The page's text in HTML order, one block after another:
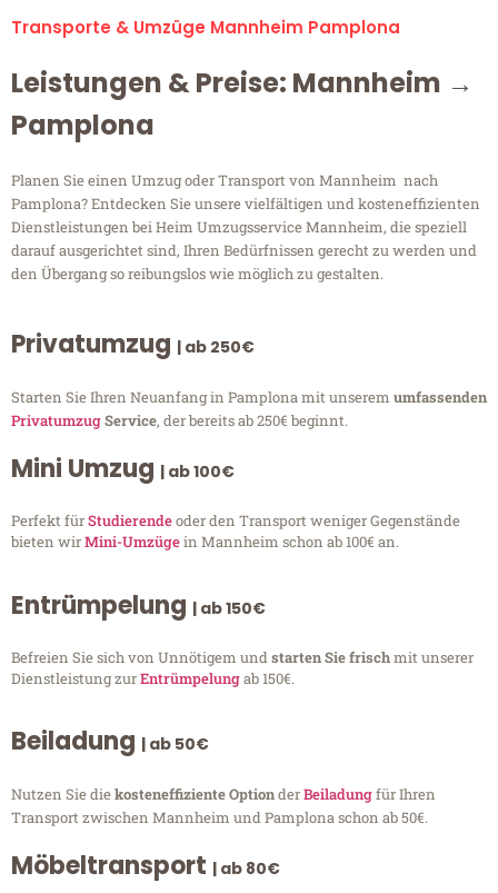
Transporte & Umzüge Mannheim Pamplona
Leistungen & Preise: Mannheim →
Pamplona
Planen Sie einen Umzug oder Transport von Mannheim nach
Pamplona? Entdecken Sie unsere vielfältigen und kosteneffizienten
Dienstleistungen bei Heim Umzugsservice Mannheim, die speziell
darauf ausgerichtet sind, Ihren Bedürfnissen gerecht zu werden und
den Übergang so reibungslos wie möglich zu gestalten.
Privatumzug | ab 250€
Starten Sie Ihren Neuanfang in Pamplona mit unserem umfassenden
PrivatumzugService, der bereits ab 250€ beginnt.
Mini Umzug | ab 100€
Perfekt fürStudierendeoder den Transport weniger Gegenstände
bieten wirMini-Umzügein Mannheim schon ab 100€ an.
Entrümpelung | ab 150€
Befreien Sie sich von Unnötigem undstarten Sie frischmit unserer
Dienstleistung zurEntrümpelungab 150€.
Beiladung | ab 50€
Nutzen Sie diekosteneffiziente OptionderBeiladungfür Ihren
Transport zwischen Mannheim und Pamplona schon ab 50€.
Möbeltransport | ab 80€